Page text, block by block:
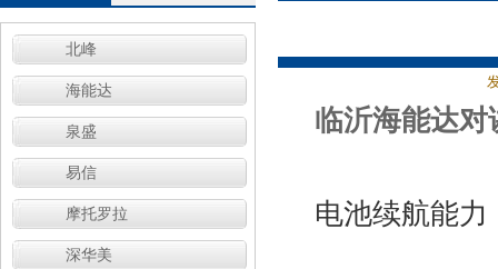
北峰
海能达
泉盛
易信
摩托罗拉
深华美
临沂海能达对
电池续航能